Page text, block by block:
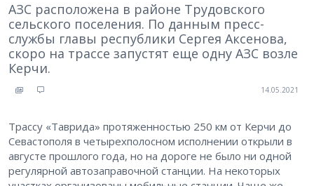
АЗС расположена в районе Трудовского
сельского поселения. По данным пресс-
службы главы республики Сергея Аксенова,
скоро на трассе запустят еще одну АЗС возле
Керчи.
14.05.2021
Трассу «Таврида» протяженностью 250 км от Керчи до
Севастополя в четырехполосном исполнении открыли в
августе прошлого года, но на дороге не было ни одной
регулярной автозаправочной станции. На некоторых